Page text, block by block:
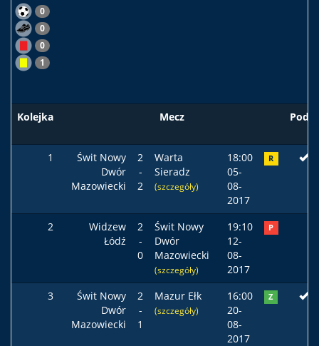
0
0
0
1
Kolejka Mecz Podst
1
Świt Nowy
Dwór
Mazowiecki
2
-
2
Warta
Sieradz
(szczegóły)
18:00
05-
08-
2017
R
2
Widzew
Łódź
2
-
0
Świt Nowy
Dwór
Mazowiecki
(szczegóły)
19:10
12-
08-
2017
P
3
Świt Nowy
Dwór
Mazowiecki
2
-
1
Mazur Ełk
(szczegóły)
16:00
20-
08-
2017
Z